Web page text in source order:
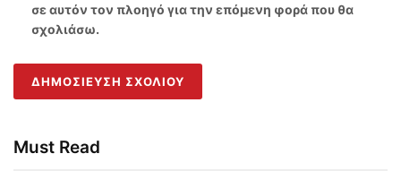
σε αυτόν τον πλοηγό για την επόμενη φορά που θα
σχολιάσω.
Must Read